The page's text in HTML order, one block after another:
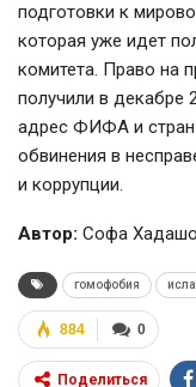
подготовки к
которая уже идет
комитета. Право на
получили в декабре
адрес ФИФА и
обвинения в
и коррупции.
Автор: Софа
гомофобия
0
884
Поделиться